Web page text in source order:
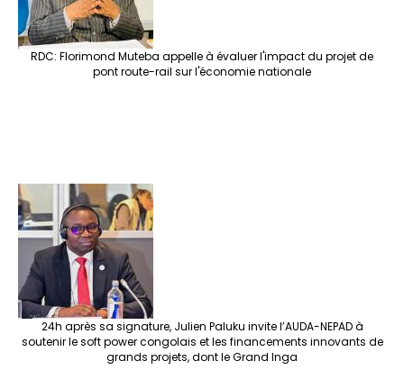
RDC: Florimond Muteba appelle à évaluer l'impact du projet de
pont route-rail sur l'économie nationale
24h après sa signature, Julien Paluku invite l’AUDA-NEPAD à
soutenir le soft power congolais et les financements innovants de
grands projets, dont le Grand Inga